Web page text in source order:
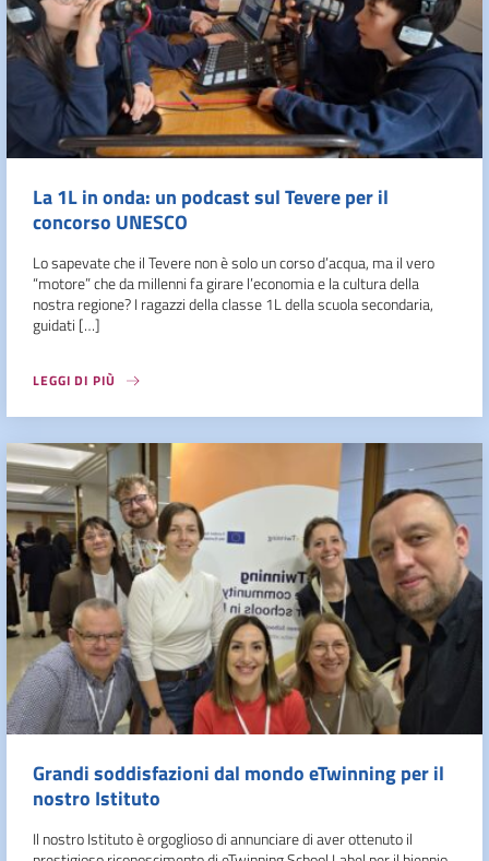
La 1L in onda: un podcast sul Tevere per il
concorso UNESCO
Lo sapevate che il Tevere non è solo un corso d’acqua, ma il vero
“motore” che da millenni fa girare l’economia e la cultura della
nostra regione? I ragazzi della classe 1L della scuola secondaria,
guidati […]
LEGGI DI PIÙ
Grandi soddisfazioni dal mondo eTwinning per il
nostro Istituto
Il nostro Istituto è orgoglioso di annunciare di aver ottenuto il